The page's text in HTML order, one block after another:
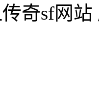
传奇sf网